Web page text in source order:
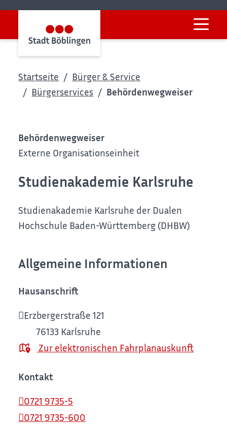
Startseite
Bürger & Service
Bürgerservices
Behördenwegweiser
Behördenwegweiser
Externe Organisationseinheit
Studienakademie Karlsruhe
Studienakademie Karlsruhe der Dualen
Hochschule Baden-Württemberg (DHBW)
Allgemeine Informationen
Hausanschrift
Erzbergerstraße 121
76133 Karlsruhe
Zur elektronischen Fahrplanauskunft
Kontakt
0721 9735-5
0721 9735-600